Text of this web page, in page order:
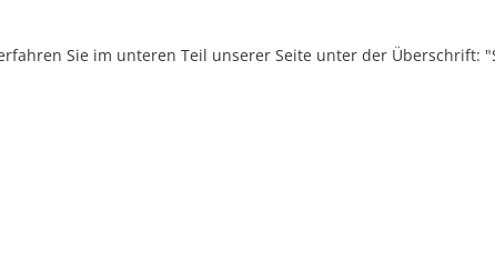
Sie im unteren Teil unserer Seite unter der Überschrift: